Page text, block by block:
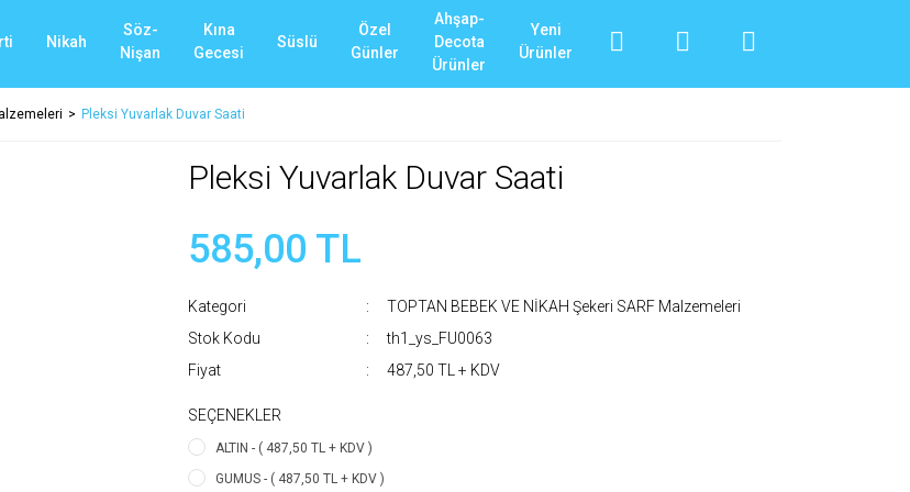
Nikah
Söz-
Nişan
Kına
Gecesi
Süslü
Özel
Günler
Ahşap-
Decota
Ürünler
Yeni
Ürünler
Pleksi Yuvarlak Duvar Saati
Pleksi Yuvarlak Duvar Saati
585,00 TL
Kategori
TOPTAN BEBEK VE NİKAH Şekeri SARF Malzemeleri
Stok Kodu
th1_ys_FU0063
Fiyat
487,50 TL + KDV
SEÇENEKLER
ALTIN - ( 487,50 TL + KDV )
GUMUS - ( 487,50 TL + KDV )